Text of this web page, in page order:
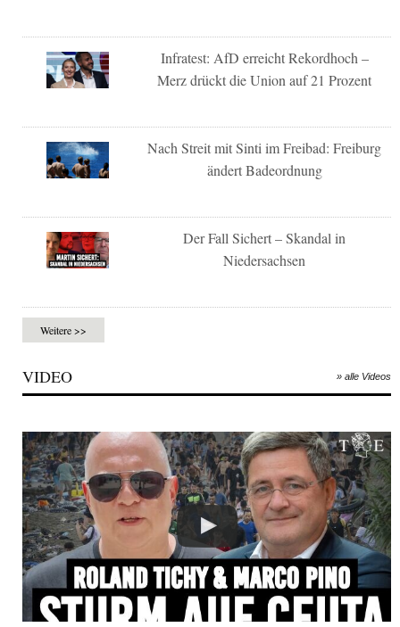
Infratest: AfD erreicht Rekordhoch –
Merz drückt die Union auf 21 Prozent
Nach Streit mit Sinti im Freibad: Freiburg
ändert Badeordnung
Der Fall Sichert – Skandal in
Niedersachsen
Weitere >>
VIDEO » alle Videos